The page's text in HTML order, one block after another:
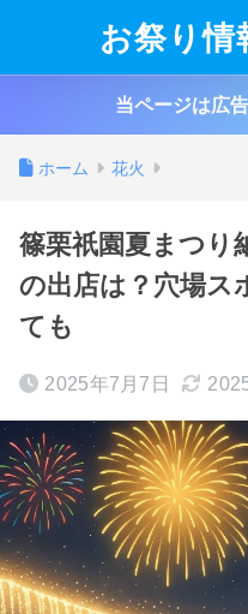
お祭り情
当ページは広
ホーム 花火
篠栗祇園夏まつり
の出店は？穴場ス
ても
2025年7月7日